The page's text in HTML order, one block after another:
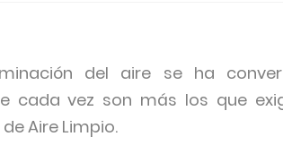
del aire se ha
cada vez son más los que
Aire Limpio.